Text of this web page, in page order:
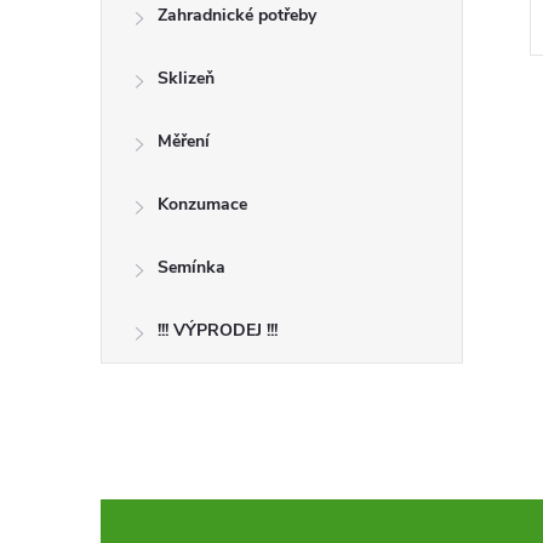
Zahradnické potřeby
Sklizeň
Měření
Konzumace
Semínka
!!! VÝPRODEJ !!!